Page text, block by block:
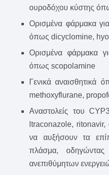
ουροδόχου κύστης
Ορισμένα φάρμακα
όπως dicyclomine,
Ορισμένα φάρμακα
όπως scopolamine
Γενικά αναισθητικά
methoxyflurane,
Αναστολείς του
ltraconazole, ritonavir,
να αυξήσουν τα
πλάσμα,
ανεπιθύμητων